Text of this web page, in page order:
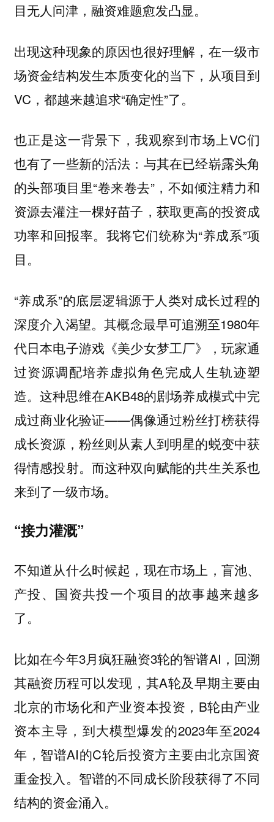
目无人问津，融资难题愈发凸显。
出现这种现象的原因也很好理解，在一级市
场资金结构发生本质变化的当下，从项目到
VC，都越来越追求“确定性”了。
也正是这一背景下，我观察到市场上VC们
也有了一些新的活法：与其在已经崭露头角
的头部项目里“卷来卷去”，不如倾注精力和
资源去灌注一棵好苗子，获取更高的投资成
功率和回报率。我将它们统称为“养成系”项
目。
“养成系”的底层逻辑源于人类对成长过程的
深度介入渴望。其概念最早可追溯至1980年
代日本电子游戏《美少女梦工厂》，玩家通
过资源调配培养虚拟角色完成人生轨迹塑
造。这种思维在AKB48的剧场养成模式中完
成过商业化验证——偶像通过粉丝打榜获得
成长资源，粉丝则从素人到明星的蜕变中获
得情感投射。而这种双向赋能的共生关系也
来到了一级市场。
“接力灌溉”
不知道从什么时候起，现在市场上，盲池、
产投、国资共投一个项目的故事越来越多
了。
比如在今年3月疯狂融资3轮的智谱AI，回溯
其融资历程可以发现，其A轮及早期主要由
北京的市场化和产业资本投资，B轮由产业
资本主导，到大模型爆发的2023年至2024
年，智谱AI的C轮后投资方主要由北京国资
重金投入。智谱的不同成长阶段获得了不同
结构的资金涌入。